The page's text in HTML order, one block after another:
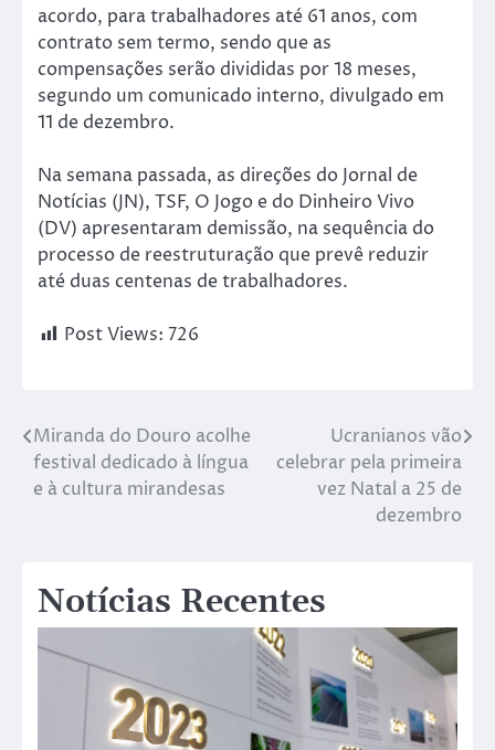
acordo, para trabalhadores até 61 anos, com
contrato sem termo, sendo que as
compensações serão divididas por 18 meses,
segundo um comunicado interno, divulgado em
11 de dezembro.
Na semana passada, as direções do Jornal de
Notícias (JN), TSF, O Jogo e do Dinheiro Vivo
(DV) apresentaram demissão, na sequência do
processo de reestruturação que prevê reduzir
até duas centenas de trabalhadores.
Post Views: 726
Miranda do Douro acolhe
festival dedicado à língua
e à cultura mirandesas
Ucranianos vão
celebrar pela primeira
vez Natal a 25 de
dezembro
Notícias Recentes